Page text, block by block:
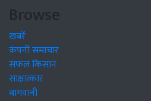
Browse
खबरें
कंपनी समाचार
सफल किसान
साक्षात्कार
बागवानी